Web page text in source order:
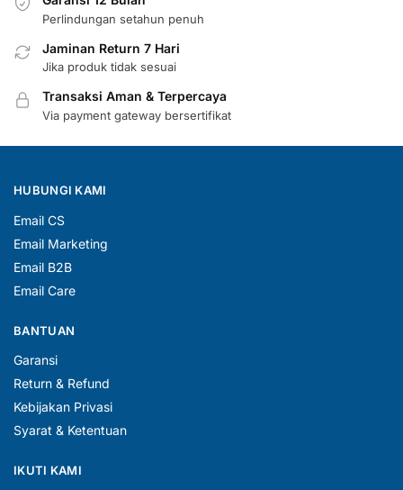
Perlindungan setahun penuh
Jaminan Return 7 Hari
Jika produk tidak sesuai
Transaksi Aman & Terpercaya
Via payment gateway bersertifikat
HUBUNGI KAMI
Email CS
Email Marketing
Email B2B
Email Care
BANTUAN
Garansi
Return & Refund
Kebijakan Privasi
Syarat & Ketentuan
IKUTI KAMI